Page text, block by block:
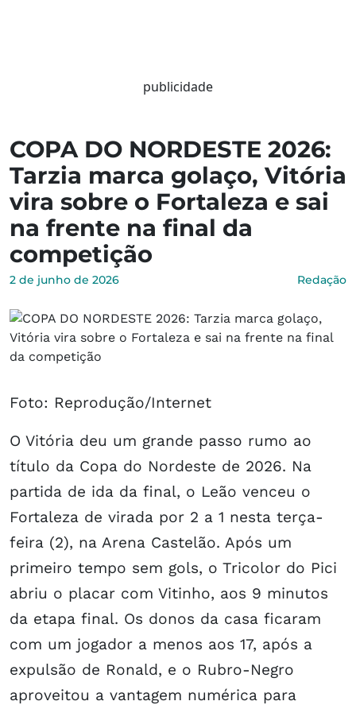
publicidade
COPA DO NORDESTE 2026:
Tarzia marca golaço, Vitória
vira sobre o Fortaleza e sai
na frente na final da
competição
2 de junho de 2026 Redação
Foto: Reprodução/Internet
O Vitória deu um grande passo rumo ao
título da Copa do Nordeste de 2026. Na
partida de ida da final, o Leão venceu o
Fortaleza de virada por 2 a 1 nesta terça-
feira (2), na Arena Castelão. Após um
primeiro tempo sem gols, o Tricolor do Pici
abriu o placar com Vitinho, aos 9 minutos
da etapa final. Os donos da casa ficaram
com um jogador a menos aos 17, após a
expulsão de Ronald, e o Rubro-Negro
aproveitou a vantagem numérica para